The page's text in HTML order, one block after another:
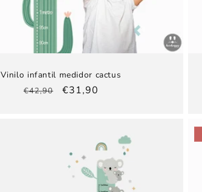
Vinilo infantil medidor cactus
Precio
€42,90
Precio
€31,90